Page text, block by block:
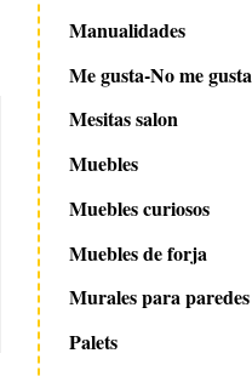
Manualidades
Me gusta-No me gusta
Mesitas salon
Muebles
Muebles curiosos
Muebles de forja
Murales para paredes
Palets